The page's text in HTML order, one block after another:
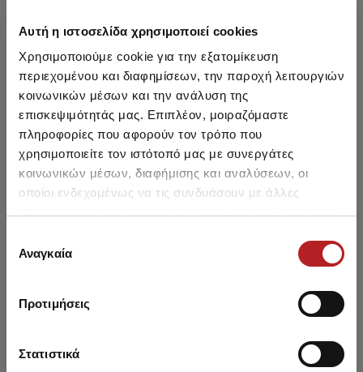
Αυτή η ιστοσελίδα χρησιμοποιεί cookies
Χρησιμοποιούμε cookie για την εξατομίκευση
περιεχομένου και διαφημίσεων, την παροχή λειτουργιών
κοινωνικών μέσων και την ανάλυση της
επισκεψιμότητάς μας. Επιπλέον, μοιραζόμαστε
πληροφορίες που αφορούν τον τρόπο που
χρησιμοποιείτε τον ιστότοπό μας με συνεργάτες
κοινωνικών μέσων, διαφήμισης και αναλύσεων, οι
οποίοι ενδεχομένως να τις συνδυάσουν με άλλες
των υπηρεσιών τους.
συγκατάθεσης
Αναγκαία
Προτιμήσεις
Στατιστικά
HOT OFFER
Φορμάκι 6τμχ
Αμάνικο Βρεφικό Φορμάκι